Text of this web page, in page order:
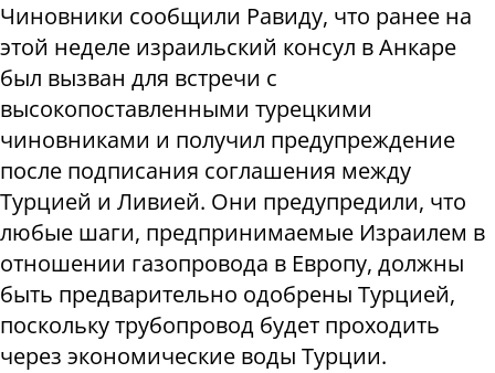
Чиновники сообщили Равиду, что ранее на
этой неделе израильский консул в Анкаре
был вызван для встречи с
высокопоставленными турецкими
чиновниками и получил предупреждение
после подписания соглашения между
Турцией и Ливией. Они предупредили, что
любые шаги, предпринимаемые Израилем в
отношении газопровода в Европу, должны
быть предварительно одобрены Турцией,
поскольку трубопровод будет проходить
через экономические воды Турции.